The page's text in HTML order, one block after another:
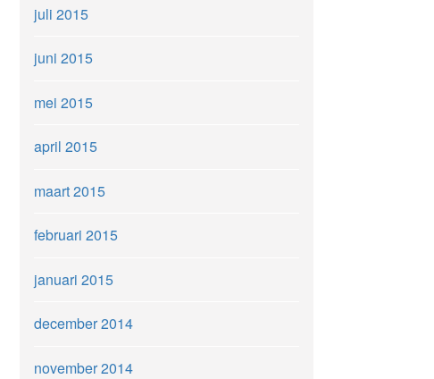
juli 2015
juni 2015
mei 2015
april 2015
maart 2015
februari 2015
januari 2015
december 2014
november 2014